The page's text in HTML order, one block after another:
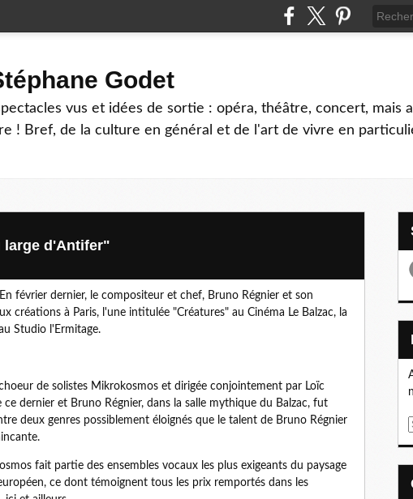
Godet
vus et idées de sortie : opéra, théâtre, concert, mais
! Bref, de la culture en général et de l'art de vivre en
large d'Antifer"
En février dernier, le compositeur et chef, Bruno Régnier et son
créations à Paris, l'une intitulée "Créatures" au Cinéma Le Balzac, la
Studio l'Ermitage.
de solistes Mikrokosmos et dirigée conjointement par Loïc
dernier et Bruno Régnier, dans la salle mythique du Balzac, fut
deux genres possiblement éloignés que le talent de Bruno Régnier
fait partie des ensembles vocaux les plus exigeants du paysage
ce dont témoignent tous les prix remportés dans les
E